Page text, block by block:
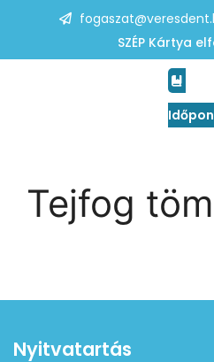
SZÉP Kártya
Tejfog
Nyitvatartás